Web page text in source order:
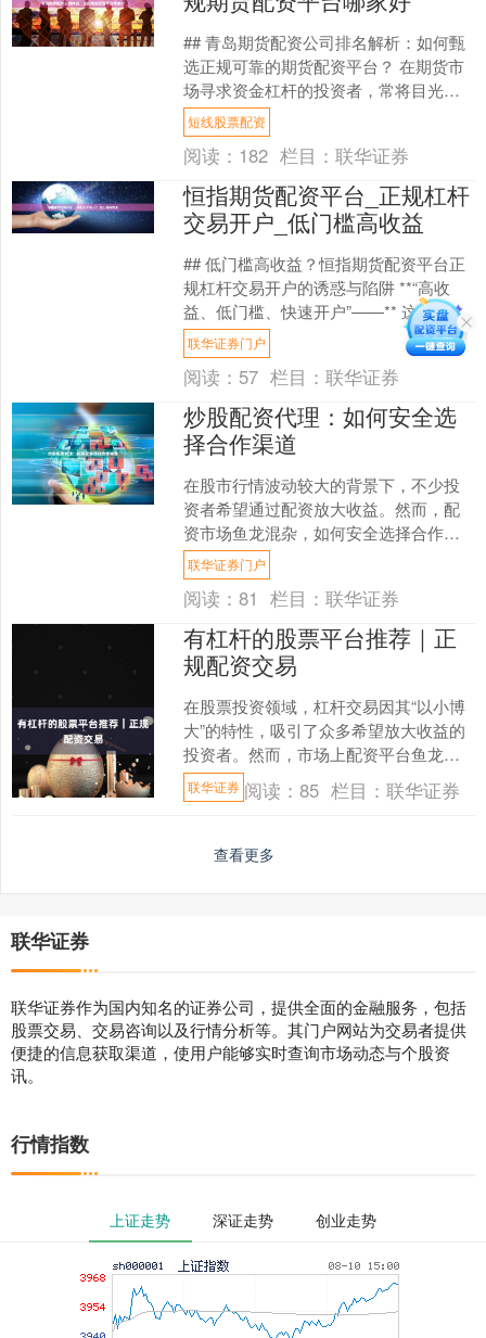
## 青岛期货配资公司排名解析：如何甄
选正规可靠的期货配资平台？ 在期货市
场寻求资金杠杆的投资者，常将目光投
向期货配资。青岛作为区域金融中心之
一，涌现出多家期货....
短线股票配资
阅读： 182 栏目：联华证券
恒指期货配资平台_正规杠杆
交易开户_低门槛高收益
## 低门槛高收益？恒指期货配资平台正
规杠杆交易开户的诱惑与陷阱 **“高收
益、低门槛、快速开户”——** 这些充满
诱惑力的词汇，常常与“恒指期货配资平
台”紧密....
联华证券门户
阅读： 57 栏目：联华证券
炒股配资代理：如何安全选
择合作渠道
在股市行情波动较大的背景下，不少投
资者希望通过配资放大收益。然而，配
资市场鱼龙混杂，如何安全选择合作渠
道成为投资者必须面对的关键问题。本
文将为您梳理选择配资代理....
联华证券门户
阅读：81 栏目：联华证券
有杠杆的股票平台推荐｜正
规配资交易
在股票投资领域，杠杆交易因其“以小博
大”的特性，吸引了众多希望放大收益的
投资者。然而，市场上配资平台鱼龙混
杂联华证券，如何选择正规、安全的平
台成为关键。本文将为....
联华证券 阅读：85 栏目：联华证券
查看更多
联华证券
联华证券作为国内知名的证券公司，提供全面的金融服务，包括
股票交易、交易咨询以及行情分析等。其门户网站为交易者提供
便捷的信息获取渠道，使用户能够实时查询市场动态与个股资
讯。
行情指数
上证走势 深证走势 创业走势